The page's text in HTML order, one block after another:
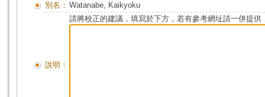
別名： Watanabe, Kaikyoku
說明：
請將校正的建議，填寫於下方，若有參考網址請一併提供